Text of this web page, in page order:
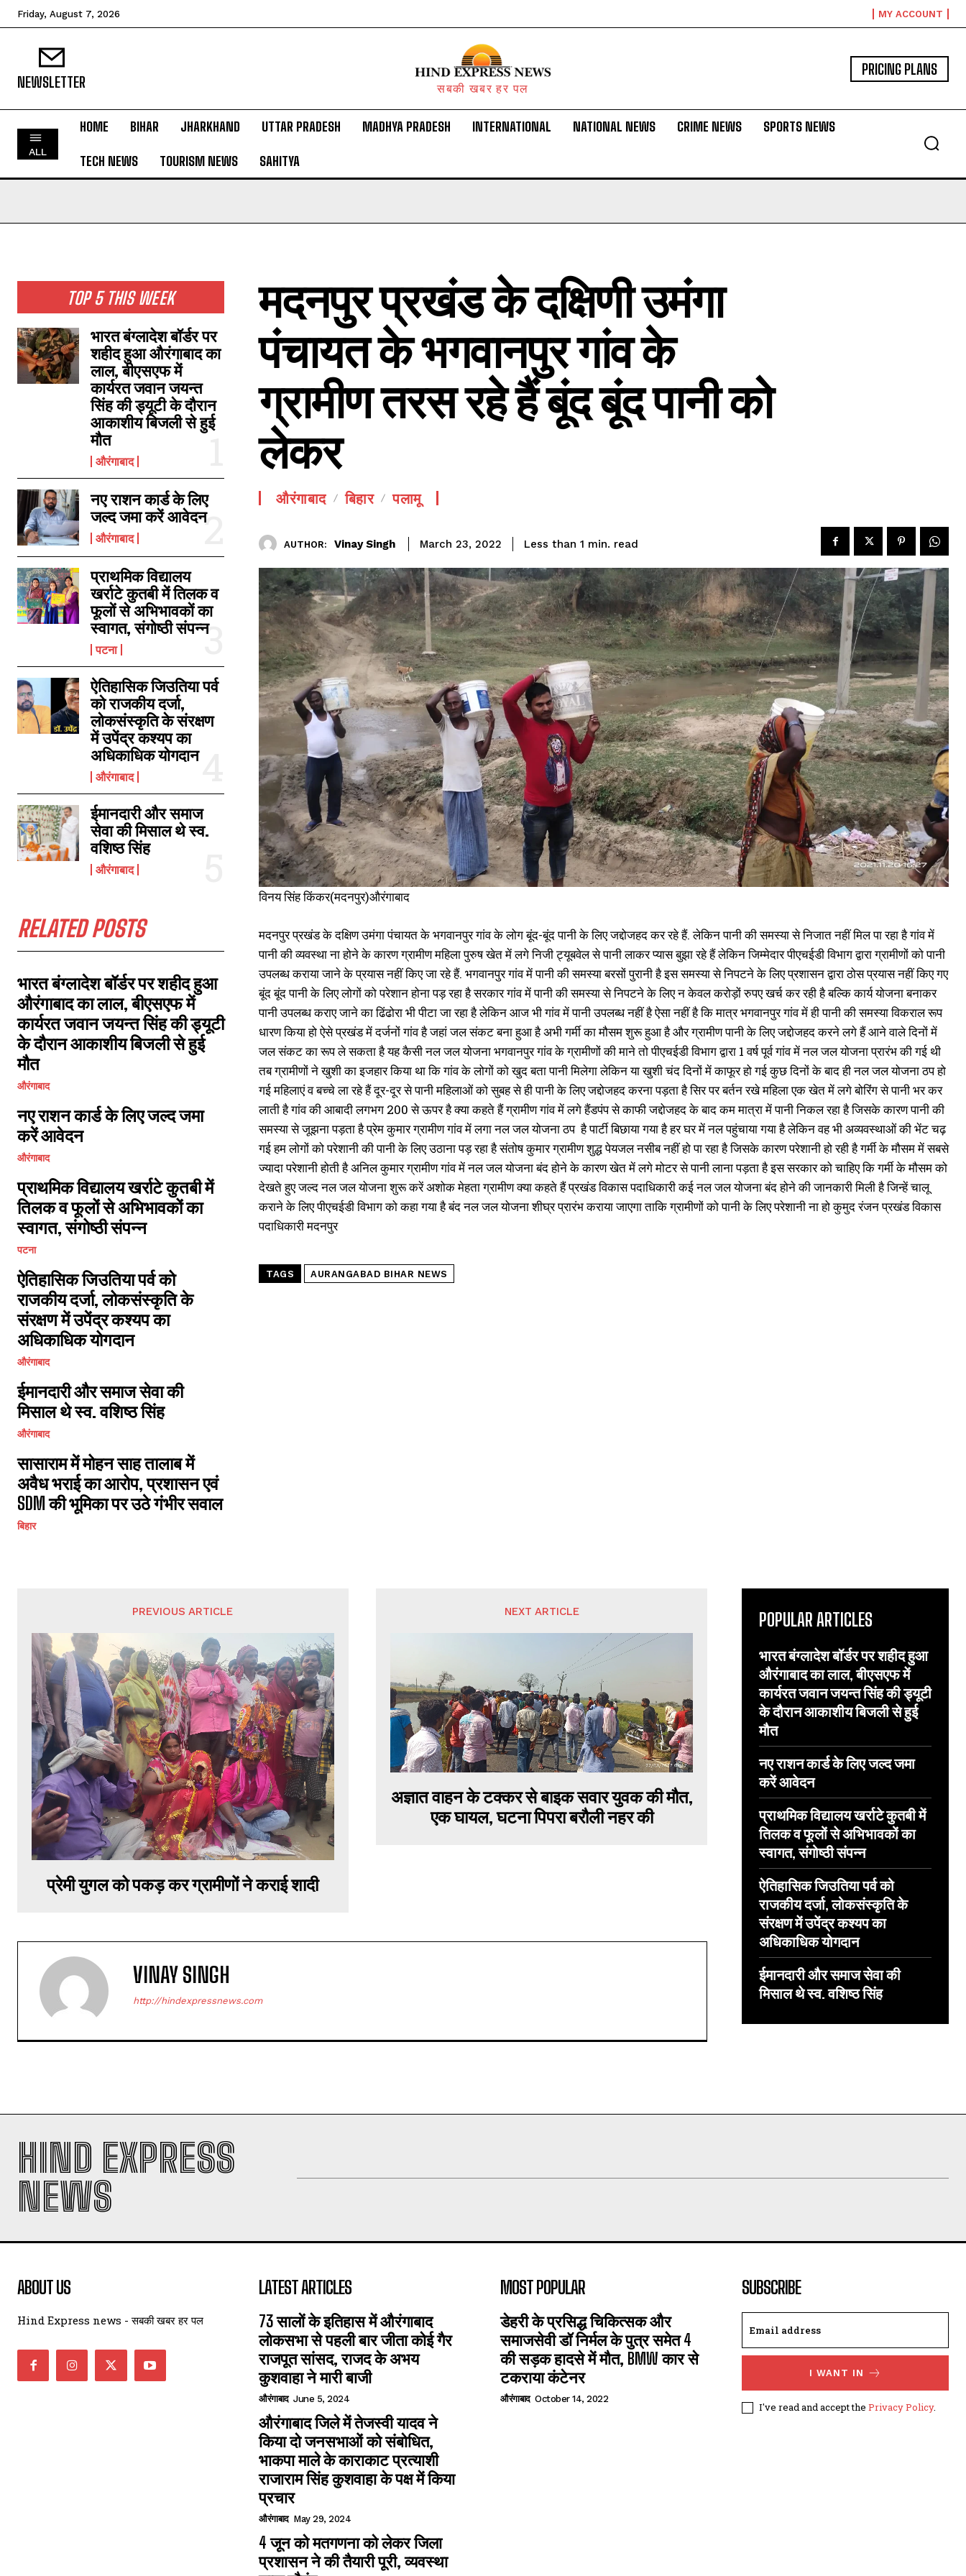
I WANT IN
I've read and accept thePrivacy Policy.
BIHAR
NATIONAL NEWS
CRIME NEWS
SPORTS NEWS
TECH NEWS
TOURISM NEWS
श्रीसीमेंट के भूजल दोहन के कारण औरंगाबाद शहर में हुई पानी की किल्लत, राजद नेता पूर्व
मंत्री सुरेश पासवान के लिखा डिप्टी सीएम को पत्र
May 9, 2023
उतर कोयल नहर में डूबे दो सगे भाई, लोगों ने किया सड़क जाम
August 16, 2025
In "औरंगाबाद"
तालाब में गए गेंद को निकालने उतरे 5 बच्चे, 2 बच्चों की हुई डूबने से मौत
August 6, 2024
In "औरंगाबाद"
Friday, August 7, 2026 MY ACCOUNT
NEWSLETTER सबकी खबर हर पल
PRICING PLANS
ALL
HOME BIHAR JHARKHAND UTTAR PRADESH MADHYA PRADESH INTERNATIONAL NATIONAL NEWS CRIME NEWS SPORTS NEWS
TECH NEWS TOURISM NEWS SAHITYA
TOP 5 THIS WEEK
भारत बंग्लादेश बॉर्डर पर
शहीद हुआ औरंगाबाद का
लाल, बीएसएफ में
कार्यरत जवान जयन्त
सिंह की ड्यूटी के दौरान
आकाशीय बिजली से हुई
मौत
औरंगाबाद
नए राशन कार्ड के लिए
जल्द जमा करें आवेदन
औरंगाबाद
प्राथमिक विद्यालय
खर्राटे कुतबी में तिलक व
फूलों से अभिभावकों का
स्वागत, संगोष्ठी संपन्न
पटना
ऐतिहासिक जिउतिया पर्व
को राजकीय दर्जा,
लोकसंस्कृति के संरक्षण
में उपेंद्र कश्यप का
अधिकाधिक योगदान
औरंगाबाद
ईमानदारी और समाज
सेवा की मिसाल थे स्व.
वशिष्ठ सिंह
औरंगाबाद
RELATED POSTS
भारत बंग्लादेश बॉर्डर पर शहीद हुआ
औरंगाबाद का लाल, बीएसएफ में
कार्यरत जवान जयन्त सिंह की ड्यूटी
के दौरान आकाशीय बिजली से हुई
मौत
औरंगाबाद
नए राशन कार्ड के लिए जल्द जमा
करें आवेदन
औरंगाबाद
प्राथमिक विद्यालय खर्राटे कुतबी में
तिलक व फूलों से अभिभावकों का
स्वागत, संगोष्ठी संपन्न
पटना
ऐतिहासिक जिउतिया पर्व को
राजकीय दर्जा, लोकसंस्कृति के
संरक्षण में उपेंद्र कश्यप का
अधिकाधिक योगदान
औरंगाबाद
ईमानदारी और समाज सेवा की
मिसाल थे स्व. वशिष्ठ सिंह
औरंगाबाद
सासाराम में मोहन साह तालाब में
अवैध भराई का आरोप, प्रशासन एवं
SDM की भूमिका पर उठे गंभीर सवाल
बिहार
मदनपुर प्रखंड के दक्षिणी उमंगा
पंचायत के भगवानपुर गांव के
ग्रामीण तरस रहे हैं बूंद बूंद पानी को
लेकर
औरंगाबाद बिहार पलामू
AUTHOR: Vinay Singh March 23, 2022 Less than 1 min. read
विनय सिंह किंकर(मदनपुर)औरंगाबाद
मदनपुर प्रखंड के दक्षिण उमंगा पंचायत के भगवानपुर गांव के लोग बूंद-बूंद पानी के लिए जद्दोजहद कर रहे हैं. लेकिन पानी की समस्या से निजात नहीं मिल पा रहा है गांव में
पानी की व्यवस्था ना होने के कारण ग्रामीण महिला पुरुष खेत में लगे निजी ट्यूबवेल से पानी लाकर प्यास बुझा रहे हैं लेकिन जिम्मेदार पीएचईडी विभाग द्वारा ग्रामीणों को पानी
उपलब्ध कराया जाने के प्रयास नहीं किए जा रहे हैं. भगवानपुर गांव में पानी की समस्या बरसों पुरानी है इस समस्या से निपटने के लिए प्रशासन द्वारा ठोस प्रयास नहीं किए गए
बूंद बूंद पानी के लिए लोगों को परेशान होना पड़ रहा है सरकार गांव में पानी की समस्या से निपटने के लिए न केवल करोड़ों रुपए खर्च कर रही है बल्कि कार्य योजना बनाकर
पानी उपलब्ध कराए जाने का ढिंढोरा भी पीटा जा रहा है लेकिन आज भी गांव में पानी उपलब्ध नहीं है ऐसा नहीं है कि मात्र भगवानपुर गांव में ही पानी की समस्या विकराल रूप
धारण किया हो ऐसे प्रखंड में दर्जनों गांव है जहां जल संकट बना हुआ है अभी गर्मी का मौसम शुरू हुआ है और ग्रामीण पानी के लिए जद्दोजहद करने लगे हैं आने वाले दिनों में
जल संकट का रूप ले सकता है यह कैसी नल जल योजना भगवानपुर गांव के ग्रामीणों की माने तो पीएचईडी विभाग द्वारा 1 वर्ष पूर्व गांव में नल जल योजना प्रारंभ की गई थी
तब ग्रामीणों ने खुशी का इजहार किया था कि गांव के लोगों को खुद बता पानी मिलेगा लेकिन या खुशी चंद दिनों में काफूर हो गई कुछ दिनों के बाद ही नल जल योजना ठप हो
गई महिलाएं व बच्चे ला रहे हैं दूर-दूर से पानी महिलाओं को सुबह से ही पानी के लिए जद्दोजहद करना पड़ता है सिर पर बर्तन रखे महिला एक खेत में लगे बोरिंग से पानी भर कर
लाती है गांव की आबादी लगभग 200 से ऊपर है क्या कहते हैं ग्रामीण गांव में लगे हैंडपंप से काफी जद्दोजहद के बाद कम मात्रा में पानी निकल रहा है जिसके कारण पानी की
समस्या से जूझना पड़ता है प्रेम कुमार ग्रामीण गांव में लगा नल जल योजना ठप है पार्टी बिछाया गया है हर घर में नल पहुंचाया गया है लेकिन वह भी अव्यवस्थाओं की भेंट चढ़
गई हम लोगों को परेशानी की पानी के लिए उठाना पड़ रहा है संतोष कुमार ग्रामीण शुद्ध पेयजल नसीब नहीं हो पा रहा है जिसके कारण परेशानी हो रही है गर्मी के मौसम में सबसे
ज्यादा परेशानी होती है अनिल कुमार ग्रामीण गांव में नल जल योजना बंद होने के कारण खेत में लगे मोटर से पानी लाना पड़ता है इस सरकार को चाहिए कि गर्मी के मौसम को
देखते हुए जल्द नल जल योजना शुरू करें अशोक मेहता ग्रामीण क्या कहते हैं प्रखंड विकास पदाधिकारी कई नल जल योजना बंद होने की जानकारी मिली है जिन्हें चालू
कराने के लिए पीएचईडी विभाग को कहा गया है बंद नल जल योजना शीघ्र प्रारंभ कराया जाएगा ताकि ग्रामीणों को पानी के लिए परेशानी ना हो कुमुद रंजन प्रखंड विकास
पदाधिकारी मदनपुर
TAGS AURANGABAD BIHAR NEWS
PREVIOUS ARTICLE
प्रेमी युगल को पकड़ कर ग्रामीणों ने कराई शादी
NEXT ARTICLE
अज्ञात वाहन के टक्कर से बाइक सवार युवक की मौत,
एक घायल, घटना पिपरा बरौली नहर की
VINAY SINGH
http://hindexpressnews.com
POPULAR ARTICLES
भारत बंग्लादेश बॉर्डर पर शहीद हुआ
औरंगाबाद का लाल, बीएसएफ में
कार्यरत जवान जयन्त सिंह की ड्यूटी
के दौरान आकाशीय बिजली से हुई
मौत
नए राशन कार्ड के लिए जल्द जमा
करें आवेदन
प्राथमिक विद्यालय खर्राटे कुतबी में
तिलक व फूलों से अभिभावकों का
स्वागत, संगोष्ठी संपन्न
ऐतिहासिक जिउतिया पर्व को
राजकीय दर्जा, लोकसंस्कृति के
संरक्षण में उपेंद्र कश्यप का
अधिकाधिक योगदान
ईमानदारी और समाज सेवा की
मिसाल थे स्व. वशिष्ठ सिंह
HIND EXPRESS
NEWS
ABOUT US
Hind Express news - सबकी खबर हर पल
LATEST ARTICLES
73 सालों के इतिहास में औरंगाबाद
लोकसभा से पहली बार जीता कोई गैर
राजपूत सांसद, राजद के अभय
कुशवाहा ने मारी बाजी
औरंगाबाद June 5, 2024
औरंगाबाद जिले में तेजस्वी यादव ने
किया दो जनसभाओं को संबोधित,
भाकपा माले के काराकाट प्रत्याशी
राजाराम सिंह कुशवाहा के पक्ष में किया
प्रचार
औरंगाबाद May 29, 2024
4 जून को मतगणना को लेकर जिला
प्रशासन ने की तैयारी पूरी, व्यवस्था
MOST POPULAR
डेहरी के प्रसिद्ध चिकित्सक और
समाजसेवी डॉ निर्मल के पुत्र समेत 4
की सड़क हादसे में मौत, BMW कार से
टकराया कंटेनर
औरंगाबाद October 14, 2022
SUBSCRIBE
I WANT IN
I've read and accept the Privacy Policy.